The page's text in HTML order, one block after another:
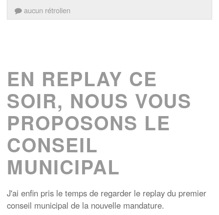
aucun rétrolien
EN REPLAY CE
SOIR, NOUS VOUS
PROPOSONS LE
CONSEIL
MUNICIPAL
J'ai enfin pris le temps de regarder le replay du premier
conseil municipal de la nouvelle mandature.